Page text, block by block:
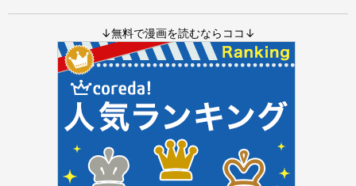
↓無料で漫画を読むならココ↓